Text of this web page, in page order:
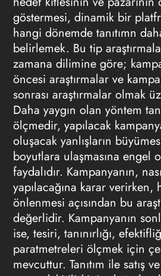
göstermesi, dinamik bir
hangi dönemde tanıtımn
belirlemek. Bu tip
zamana dilimine göre;
öncesi araştırmalar ve
sonrası araştırmalar olmak
Daha yaygın olan yöntem
ölçmedir, yapılacak
oluşacak yanlışların
boyutlara ulaşmasına engel
faydalıdır. Kampanyanın,
yapılacağına karar verirken,
önlenmesi açısından bu
değerlidir. Kampanyanın
ise, tesiri, tanınırlığı,
paratmetreleri ölçmek için
mevcuttur. Tanıtım ile satış